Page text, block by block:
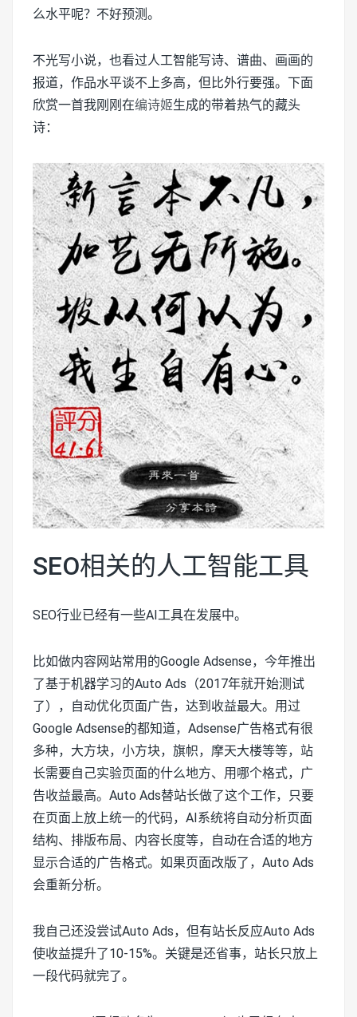
么水平呢？不好预测。
不光写小说，也看过人工智能写诗、谱曲、画画的
报道，作品水平谈不上多高，但比外行要强。下面
欣赏一首我刚刚在编诗姬生成的带着热气的藏头
诗：
SEO相关的人工智能工具
SEO行业已经有一些AI工具在发展中。
比如做内容网站常用的Google Adsense，今年推出
了基于机器学习的Auto Ads（2017年就开始测试
了），自动优化页面广告，达到收益最大。用过
Google Adsense的都知道，Adsense广告格式有很
多种，大方块，小方块，旗帜，摩天大楼等等，站
长需要自己实验页面的什么地方、用哪个格式，广
告收益最高。Auto Ads替站长做了这个工作，只要
在页面上放上统一的代码，AI系统将自动分析页面
结构、排版布局、内容长度等，自动在合适的地方
显示合适的广告格式。如果页面改版了，Auto Ads
会重新分析。
我自己还没尝试Auto Ads，但有站长反应Auto Ads
使收益提升了10-15%。关键是还省事，站长只放上
一段代码就完了。